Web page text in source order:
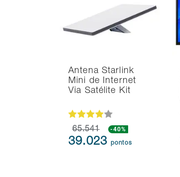
Antena Starlink
Mini de Internet
Via Satélite Kit
65.541 -40%
39.023pontos